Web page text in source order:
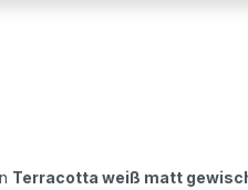
Terracotta weiß matt